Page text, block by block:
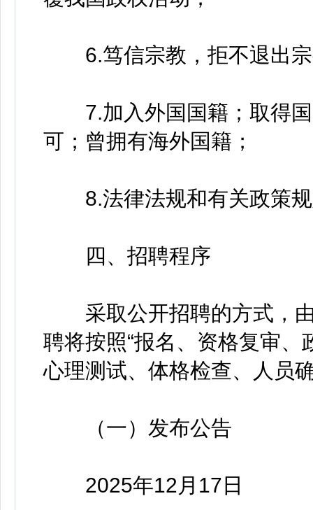
6.笃信宗教，拒不退出宗
7.加入外国国籍；取得国
可；曾拥有海外国籍；
8.法律法规和有关政策规
四、招聘程序
采取公开招聘的方式，由
聘将按照“报名、资格复审
心理测试、体格检查、人员
（一）发布公告
2025年12月17日